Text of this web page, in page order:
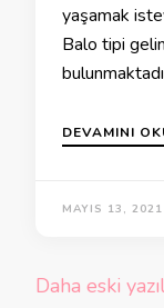
yaşamak
Balo tipi
DEVAMINI
MAYIS 13, 2021
Yazı
Daha eski